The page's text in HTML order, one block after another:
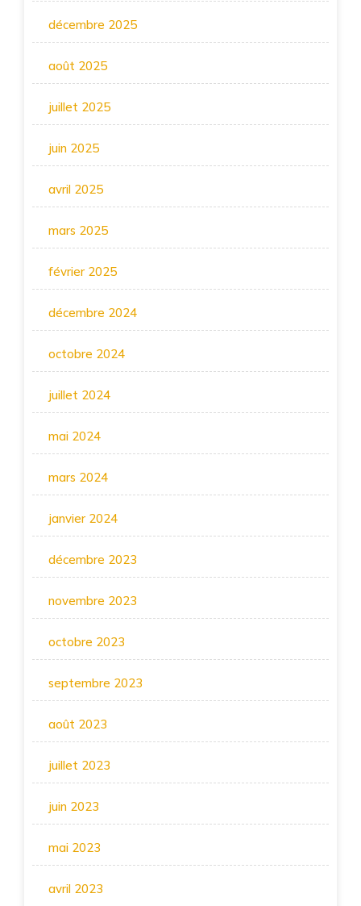
décembre 2025
août 2025
juillet 2025
juin 2025
avril 2025
mars 2025
février 2025
décembre 2024
octobre 2024
juillet 2024
mai 2024
mars 2024
janvier 2024
décembre 2023
novembre 2023
octobre 2023
septembre 2023
août 2023
juillet 2023
juin 2023
mai 2023
avril 2023